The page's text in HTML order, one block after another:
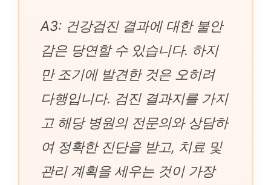
A3: 건강검진 결과에 대한 불안
감은 당연할 수 있습니다. 하지
만 조기에 발견한 것은 오히려
다행입니다. 검진 결과지를 가지
고 해당 병원의 전문의와 상담하
여 정확한 진단을 받고, 치료 및
관리 계획을 세우는 것이 가장